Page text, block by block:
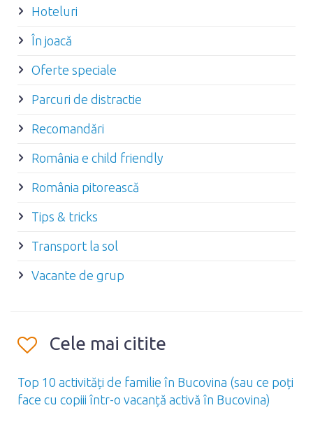
Hoteluri
În joacă
Oferte speciale
Parcuri de distractie
Recomandări
România e child friendly
România pitorească
Tips & tricks
Transport la sol
Vacante de grup
Cele mai citite
Top 10 activități de familie în Bucovina (sau ce poți
face cu copiii într-o vacanță activă în Bucovina)